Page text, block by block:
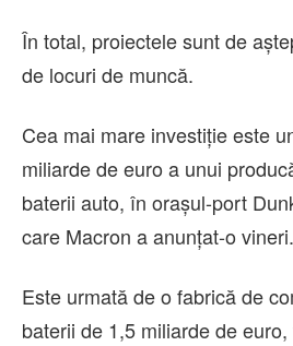
În total, proiectele sunt de
de locuri de muncă.
Cea mai mare investiţie este
miliarde de euro a unui
baterii auto, în oraşul-port
care Macron a anunţat-o vineri.
Este urmată de o fabrică de
baterii de 1,5 miliarde de